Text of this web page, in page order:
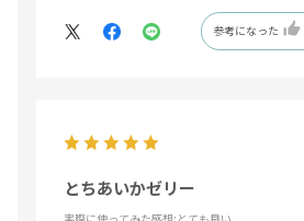
参考になった
とちあいかゼリー